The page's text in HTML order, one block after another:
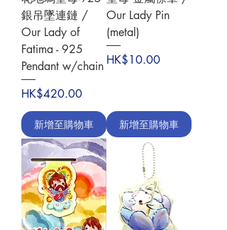
銀吊墜連鏈 /
Our Lady of
Fatima - 925
Pendant w/chain
價格
HK$420.00
新增至購物車
Our Lady Pin
(metal)
價格
HK$10.00
新增至購物車